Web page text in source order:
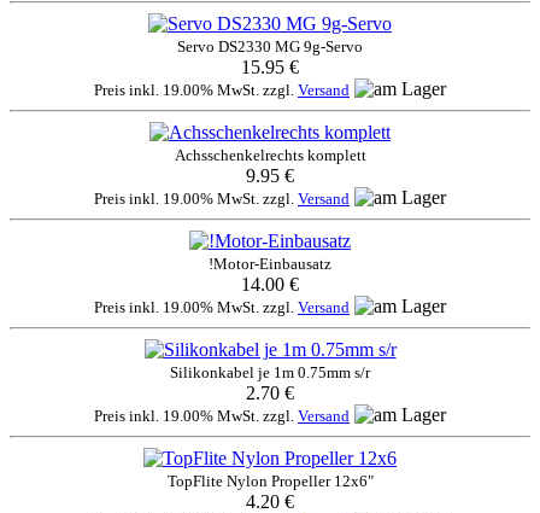
Servo DS2330 MG 9g-Servo
15.95 €
Preis inkl. 19.00% MwSt. zzgl. Versand
Achsschenkelrechts komplett
9.95 €
Preis inkl. 19.00% MwSt. zzgl. Versand
!Motor-Einbausatz
14.00 €
Preis inkl. 19.00% MwSt. zzgl. Versand
Silikonkabel je 1m 0.75mm s/r
2.70 €
Preis inkl. 19.00% MwSt. zzgl. Versand
TopFlite Nylon Propeller 12x6"
4.20 €